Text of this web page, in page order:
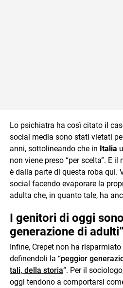
Lo psichiatra ha così citato il
social media sono stati vietati
anni, sottolineando che in Italia
non viene preso “per scelta”. E il
è dalla parte di questa roba qui.
social facendo evaporare la
adulta che, in quanto tale, ha
I genitori di oggi
generazione di
Infine, Crepet non ha
definendoli la “peggior
tali, della storia“. Per il
oggi tendono a comportarsi